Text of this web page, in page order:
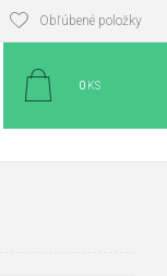
Obľúbené položky
0 KS